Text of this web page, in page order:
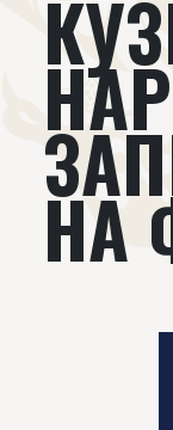
Издательство
Проекты
Книги
НА